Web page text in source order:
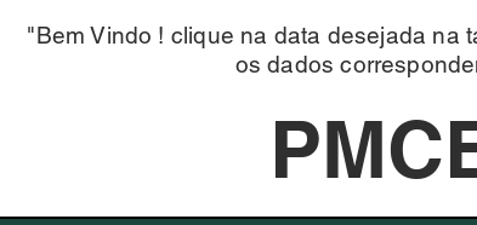
"Bem Vindo ! clique na data desejada na
os dados